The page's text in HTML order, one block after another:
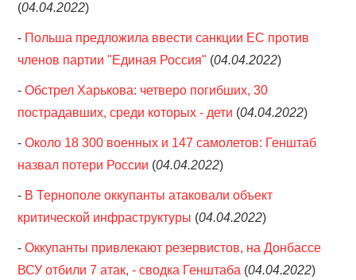
(04.04.2022)
- Польша предложила ввести санкции ЕС против
членов партии "Единая Россия" (04.04.2022)
-Обстрел Харькова: четверо погибших, 30
пострадавших, среди которых - дети (04.04.2022)
-Около 18 300 военных и 147 самолетов: Генштаб
назвал потери России (04.04.2022)
- В Тернополе оккупанты атаковали объект
критической инфраструктуры (04.04.2022)
-Оккупанты привлекают резервистов, на Донбассе
ВСУ отбили 7 атак, - сводка Генштаба (04.04.2022)